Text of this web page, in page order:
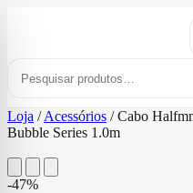
Loja / Acessórios / Cabo
Bubble Series 1.0m
-47%